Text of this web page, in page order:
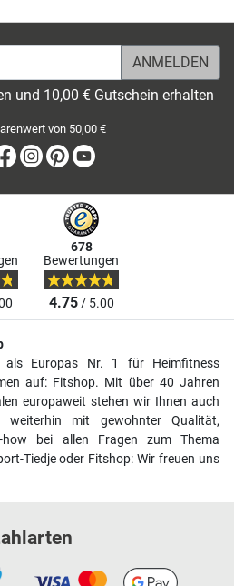
und 10,00 € Gutschein erhalten
von 50,00 €
Facebook
Instagram
Pinterest
678
Bewertungen
4.75/ 5.00
Europas Nr. 1 für Heimfitness
auf: Fitshop. Mit über 40 Jahren
europaweit stehen wir Ihnen auch
mit gewohnter Qualität,
how bei allen Fragen zum Thema
Tiedje oder Fitshop: Wir freuen uns